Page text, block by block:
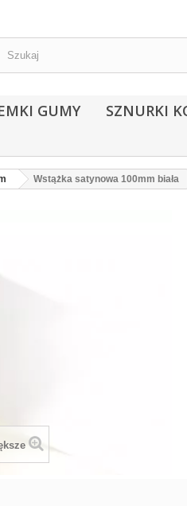
GUMY SZNURKI
Wstążka satynowa 100mm biała